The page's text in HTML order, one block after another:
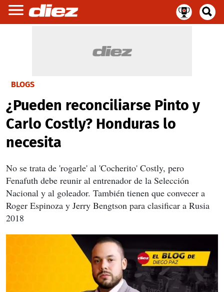
BLOGS
¿Pueden reconciliarse Pinto y
Carlo Costly? Honduras lo
necesita
No se trata de 'rogarle' al 'Cocherito' Costly, pero
Fenafuth debe reunir al entrenador de la Selección
Nacional y al goleador. También tienen que convecer a
Roger Espinoza y Jerry Bengtson para clasificar a Rusia
2018